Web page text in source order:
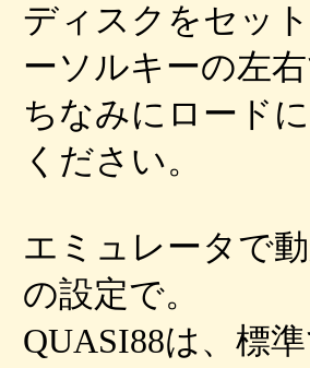
ディスクをセッ
ーソルキーの左
ちなみにロード
ください。
エミュレータで
の設定で。
QUASI88は、標